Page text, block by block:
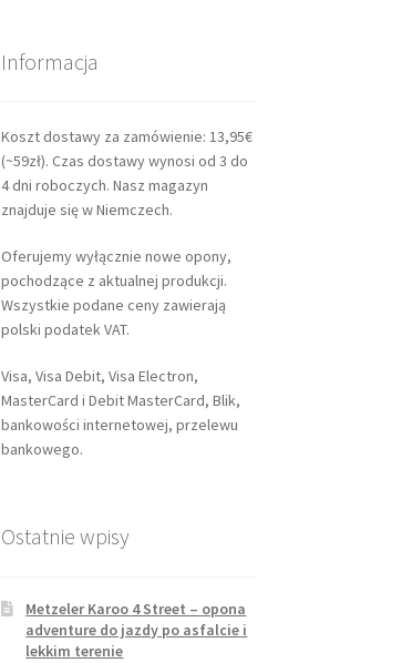
Informacja
Koszt dostawy za zamówienie: 13,95€
(~59zł). Czas dostawy wynosi od 3 do
4 dni roboczych. Nasz magazyn
znajduje się w Niemczech.
Oferujemy wyłącznie nowe opony,
pochodzące z aktualnej produkcji.
Wszystkie podane ceny zawierają
polski podatek VAT.
Visa, Visa Debit, Visa Electron,
MasterCard i Debit MasterCard, Blik,
bankowości internetowej, przelewu
bankowego.
Ostatnie wpisy
Metzeler Karoo 4 Street – opona
adventure do jazdy po asfalcie i
lekkim terenie